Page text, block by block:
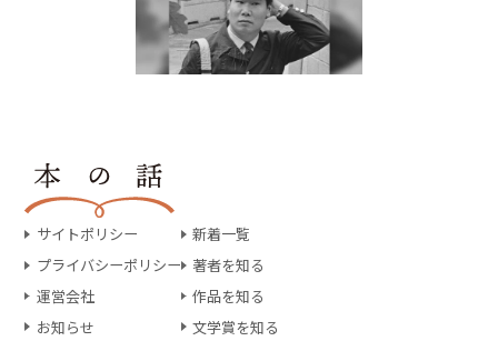
サイトポリシー
プライバシーポリシー
運営会社
お知らせ
新着一覧
著者を知る
作品を知る
文学賞を知る